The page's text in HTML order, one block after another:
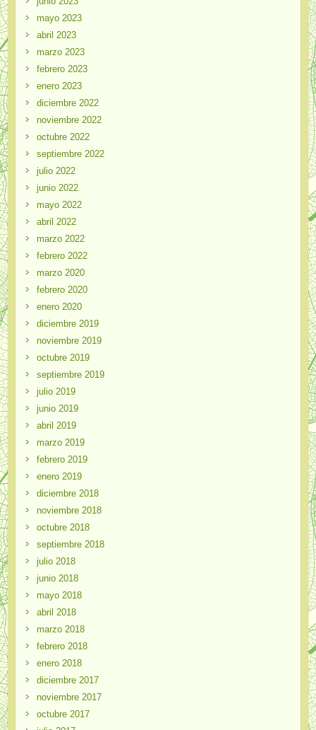
mayo 2023
abril 2023
marzo 2023
febrero 2023
enero 2023
diciembre 2022
noviembre 2022
octubre 2022
septiembre 2022
julio 2022
junio 2022
mayo 2022
abril 2022
marzo 2022
febrero 2022
marzo 2020
febrero 2020
enero 2020
diciembre 2019
noviembre 2019
octubre 2019
septiembre 2019
julio 2019
junio 2019
abril 2019
marzo 2019
febrero 2019
enero 2019
diciembre 2018
noviembre 2018
octubre 2018
septiembre 2018
julio 2018
junio 2018
mayo 2018
abril 2018
marzo 2018
febrero 2018
enero 2018
diciembre 2017
noviembre 2017
octubre 2017